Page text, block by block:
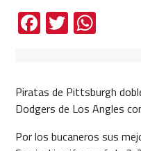
Facebook
Twitter
Piratas de Pittsburgh
Dodgers de Los Angles
Por los bucaneros sus